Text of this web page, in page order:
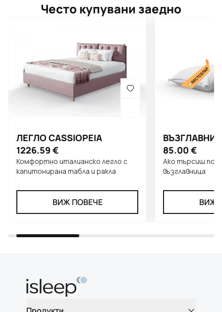
Често купувани заедно
ЛЕГЛО CASSIOPEIA
1226.59 €
Комфортно италианско легло с
капитонирана табла и ракла
ВИЖ ПОВЕЧЕ
85.00 €
Ако търсиш по-
възглавница
ВИЖ